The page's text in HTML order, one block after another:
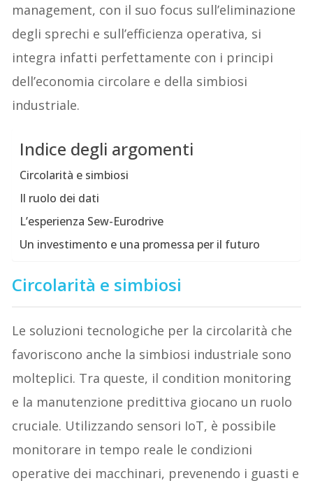
management, con il suo focus sull’eliminazione
degli sprechi e sull’efficienza operativa, si
integra infatti perfettamente con i principi
dell’economia circolare e della simbiosi
industriale.
Indice degli argomenti
Circolarità e simbiosi
Il ruolo dei dati
L’esperienza Sew-Eurodrive
Un investimento e una promessa per il futuro
Circolarità e simbiosi
Le soluzioni tecnologiche per la circolarità che
favoriscono anche la simbiosi industriale sono
molteplici. Tra queste, il condition monitoring
e la manutenzione predittiva giocano un ruolo
cruciale. Utilizzando sensori IoT, è possibile
monitorare in tempo reale le condizioni
operative dei macchinari, prevenendo i guasti e